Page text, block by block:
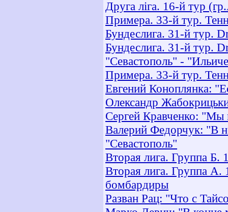
Друга ліга. 16-й тур
Примера. 33-й тур.
Бундеслига. 31-й тур.
Бундеслига. 31-й тур.
"Севастополь" -
Примера. 33-й тур.
Евгений Коноплянка:
Олександр
Сергей Кравченко: "Мы
Валерий Федорчук: "В
"Севастополь"
Вторая лига. Группа Б.
Вторая лига. Группа A.
бомбардиры
Разван Рац: "Что с